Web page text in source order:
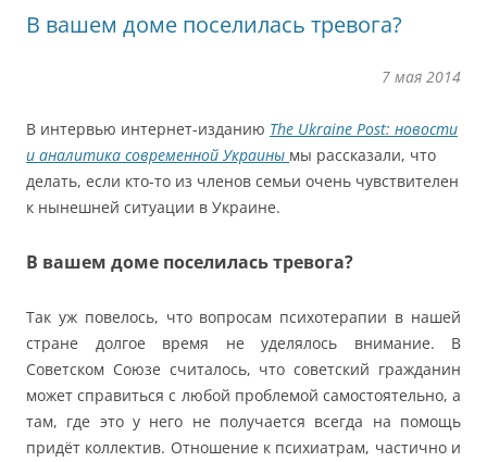
В вашем доме поселилась тревога?
7 мая 2014
В интервью интернет-изданию The Ukraine Post: новости
и аналитика современной Украины мы рассказали, что
делать, если кто-то из членов семьи очень чувствителен
к нынешней ситуации в Украине.
В вашем доме поселилась тревога?
Так уж повелось, что вопросам психотерапии в нашей
стране долгое время не уделялось внимание. В
Советском Союзе считалось, что советский гражданин
может справиться с любой проблемой самостоятельно, а
там, где это у него не получается всегда на помощь
придёт коллектив. Отношение к психиатрам, частично и